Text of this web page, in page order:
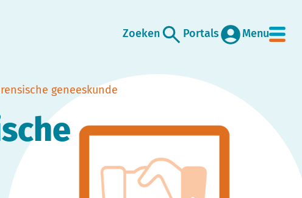
Zoeken Portals Menu
geneeskunde